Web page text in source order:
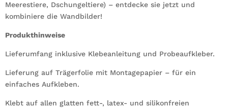
Meerestiere, Dschungeltiere) – entdecke sie jetzt und
kombiniere die Wandbilder!
Produkthinweise
Lieferumfang inklusive Klebeanleitung und Probeaufkleber.
Lieferung auf Trägerfolie mit Montagepapier – für ein
einfaches Aufkleben.
Klebt auf allen glatten fett-, latex- und silikonfreien